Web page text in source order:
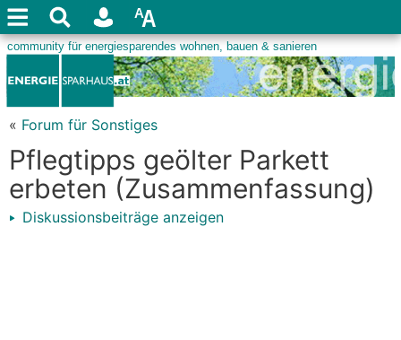
« Forum für Sonstiges
Pflegtipps geölter Parkett
erbeten (Zusammenfassung)
Diskussionsbeiträge anzeigen